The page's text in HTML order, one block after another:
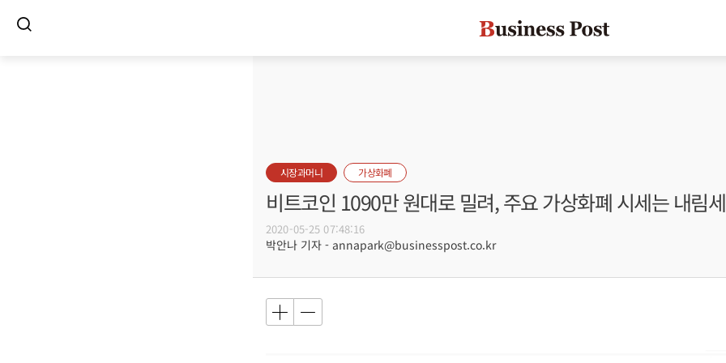
시장과머니 가상화폐
비트코인 1090만 원대로 밀려, 주요 가상화폐 시세는 내림세
2020-05-25 07:48:16
박안나 기자 - annapark@businesspost.co.kr